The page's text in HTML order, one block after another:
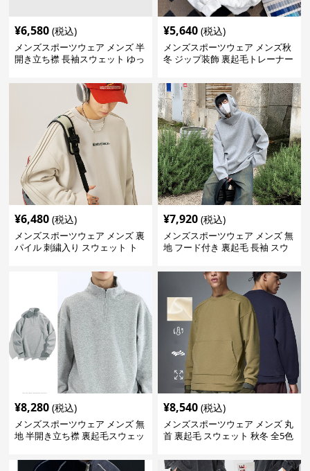
¥6,580 (税込)
メンズスポーツウェア メンズ 半
開き立ち襟 長袖スウェット ゆっ
¥5,640 (税込)
メンズスポーツウェア メンズ秋
冬 ジップ装飾 裏起毛トレーナー
¥6,480 (税込)
メンズスポーツウェア メンズ 裏
パイル 刺繍入り スウェット ト
¥7,920 (税込)
メンズスポーツウェア メンズ 無
地 フード付き 裏起毛 長袖 スウ
¥8,280 (税込)
メンズスポーツウェア メンズ 無
地 半開き立ち襟 裏起毛スウェッ
¥8,540 (税込)
メンズスポーツウェア メンズ 丸
首 裏起毛 スウェット 秋冬 全5色